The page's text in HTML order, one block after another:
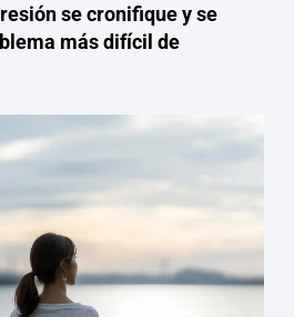
se cronifique y se
más difícil de